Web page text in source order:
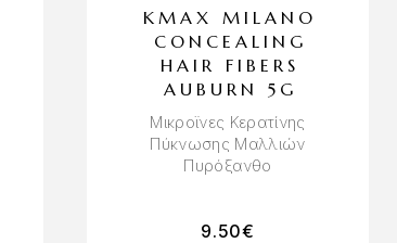
KMAX MILANO
CONCEALING
HAIR FIBERS
AUBURN 5G
Μικροϊνες Κερατίνης
Πύκνωσης Μαλλιών
Πυρόξανθο
9.50€